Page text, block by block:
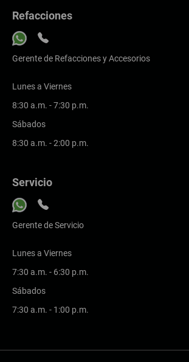
Refacciones
Gerente de Refacciones y Accesorios
Lunes a Viernes
8:30 a.m. - 7:30 p.m.
Sábados
8:30 a.m. - 2:00 p.m.
Servicio
Gerente de Servicio
Lunes a Viernes
7:30 a.m. - 6:30 p.m.
Sábados
7:30 a.m. - 1:00 p.m.